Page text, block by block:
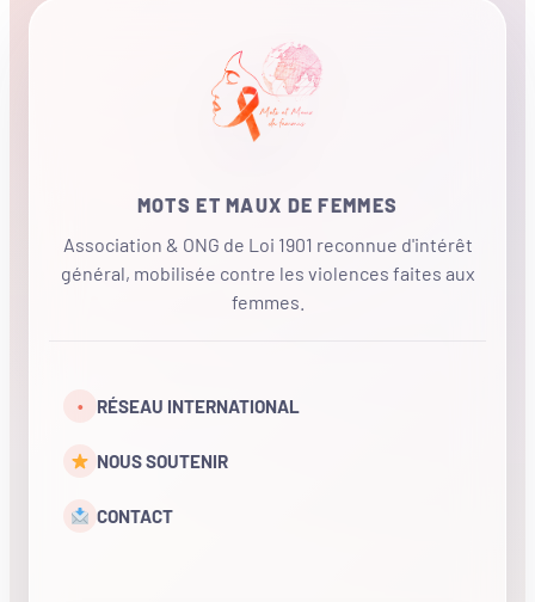
MOTS ET MAUX DE FEMMES
Association & ONG de Loi 1901 reconnue d'intérêt
général, mobilisée contre les violences faites aux
femmes.
• RÉSEAU INTERNATIONAL
NOUS SOUTENIR
CONTACT